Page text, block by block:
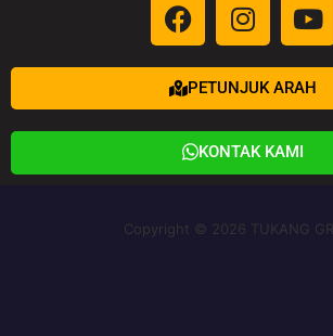
PETUNJUK ARAH
KONTAK KAMI
Copyright © 2026 TUKANG